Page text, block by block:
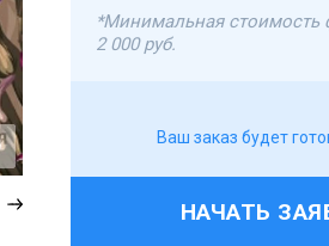
→
*Минимальная стоимость
2 000 руб.
Ваш заказ будет
НАЧАТЬ